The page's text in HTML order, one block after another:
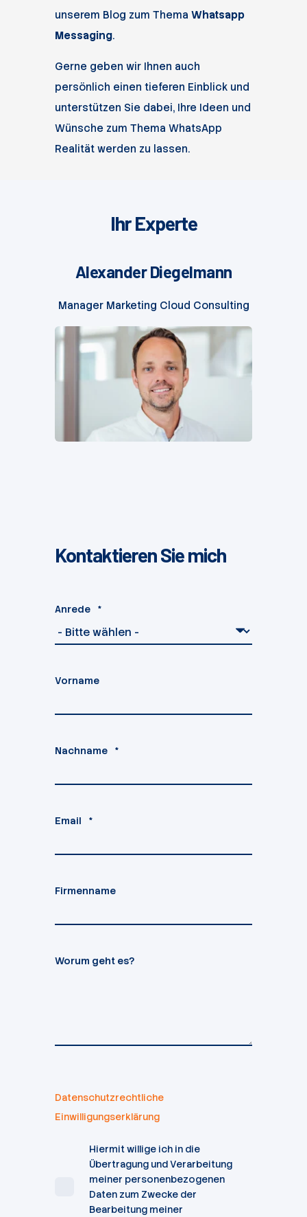
unserem Blog zum Thema Whatsapp
Messaging.
Gerne geben wir Ihnen auch
persönlich einen tieferen Einblick und
unterstützen Sie dabei, Ihre Ideen und
Wünsche zum Thema WhatsApp
Realität werden zu lassen.
Ihr Experte
Alexander Diegelmann
Manager Marketing Cloud Consulting
Kontaktieren Sie mich
Anrede *
Vorname
Nachname *
Email *
Firmenname
Worum geht es?
Datenschutzrechtliche
Einwilligungserklärung
Hiermit willige ich in die
Übertragung und Verarbeitung
meiner personenbezogenen
Daten zum Zwecke der
Bearbeitung meiner